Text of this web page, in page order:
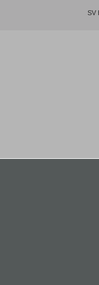
SV